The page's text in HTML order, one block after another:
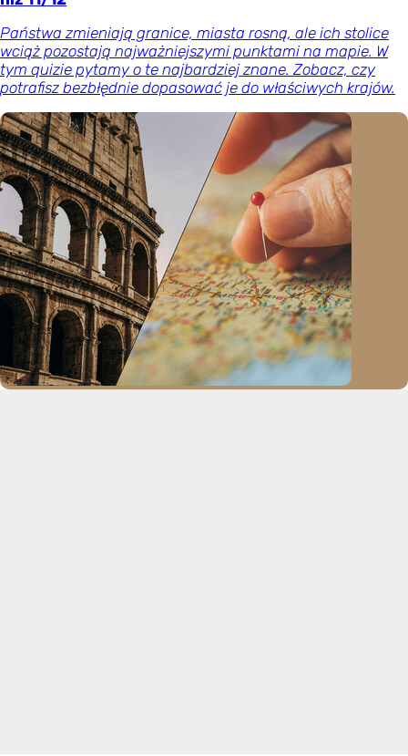
Państwa zmieniają granice, miasta rosną, ale ich stolice
wciąż pozostają najważniejszymi punktami na mapie. W
tym quizie pytamy o te najbardziej znane. Zobacz, czy
potrafisz bezbłędnie dopasować je do właściwych krajów.